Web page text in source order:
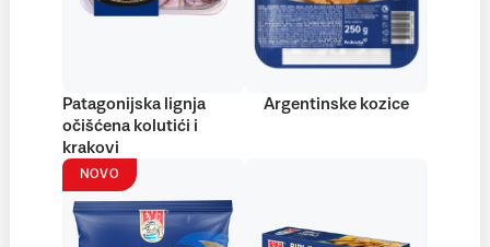
Patagonijska lignja
očišćena kolutići i
krakovi
Argentinske kozice
NOVO